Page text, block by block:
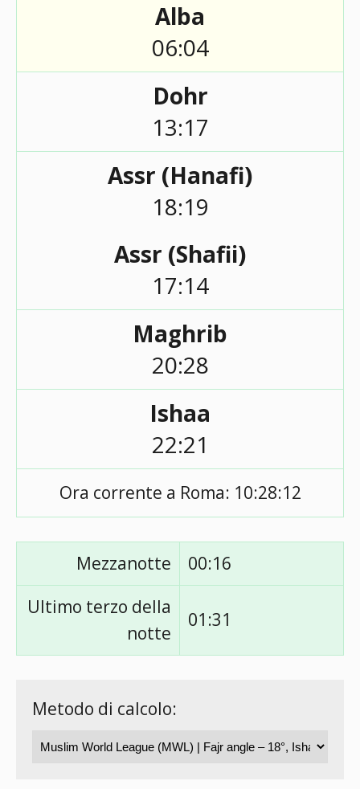
Alba
06:04
Dohr
13:17
Assr (Hanafi)
18:19
Assr (Shafii)
17:14
Maghrib
20:28
Ishaa
22:21
Ora corrente a Roma: 10:28:12
Mezzanotte
00:16
Ultimo terzo della
notte
01:31
Metodo di calcolo: